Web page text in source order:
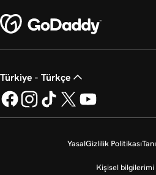
Türkiye - Türkçe
YasalGizlilik Politikası
Kişisel bilgilerimi